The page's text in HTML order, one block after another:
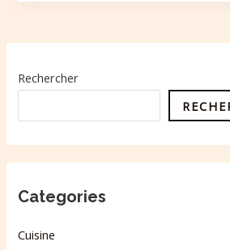
Rechercher
Categories
Cuisine